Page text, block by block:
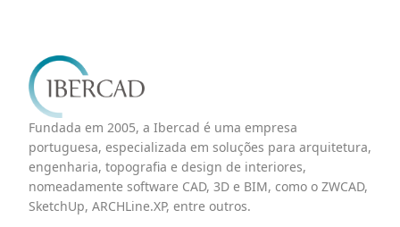
Fundada em 2005, a Ibercad é uma empresa
portuguesa, especializada em soluções para arquitetura,
engenharia, topografia e design de interiores,
nomeadamente software CAD, 3D e BIM, como o ZWCAD,
SketchUp, ARCHLine.XP, entre outros.